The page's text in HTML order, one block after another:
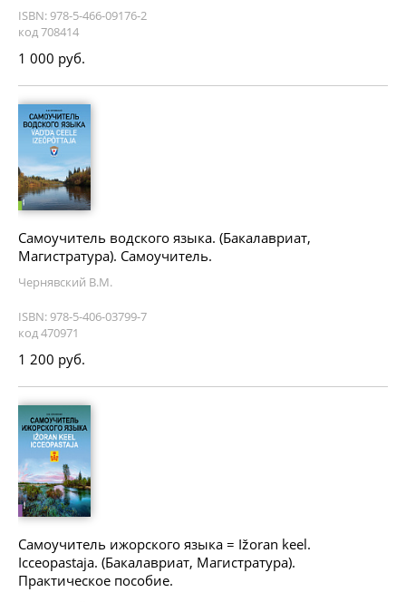
ISBN: 978-5-466-09176-2
код 708414
1 000 руб.
Самоучитель водского языка. (Бакалавриат,
Магистратура). Самоучитель.
Чернявский В.М.
ISBN: 978-5-406-03799-7
код 470971
1 200 руб.
Самоучитель ижорского языка = Ižoran keel.
Icceopastaja. (Бакалавриат, Магистратура).
Практическое пособие.